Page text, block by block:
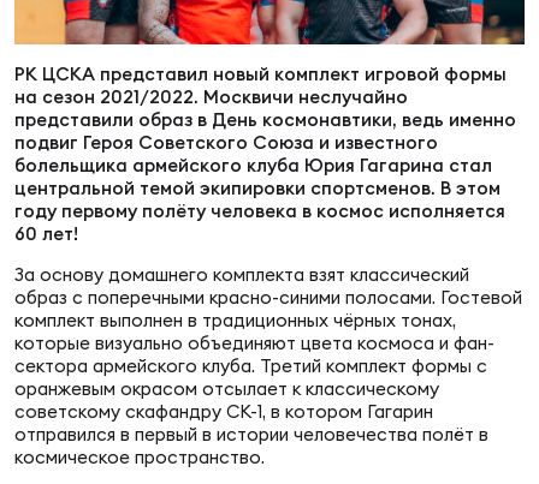
Регионы
Сборные
Антидопинг
Магазин
Контакты
РК ЦСКА представил новый комплект игровой формы
на сезон 2021/2022. Москвичи неслучайно
представили образ в День космонавтики, ведь именно
подвиг Героя Советского Союза и известного
болельщика армейского клуба Юрия Гагарина стал
центральной темой экипировки спортсменов. В этом
году первому полёту человека в космос исполняется
60 лет!
За основу домашнего комплекта взят классический
образ с поперечными красно-синими полосами. Гостевой
комплект выполнен в традиционных чёрных тонах,
которые визуально объединяют цвета космоса и фан-
сектора армейского клуба. Третий комплект формы с
оранжевым окрасом отсылает к классическому
советскому скафандру СК-1, в котором Гагарин
отправился в первый в истории человечества полёт в
космическое пространство.
ОТПРАВИТЬ